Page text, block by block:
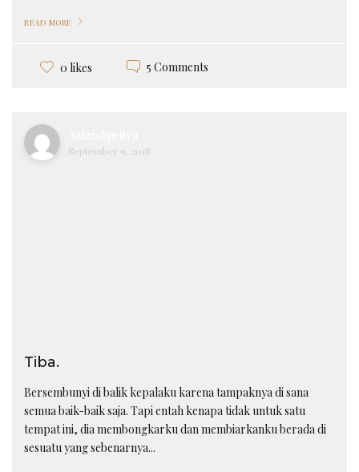
READ MORE
0 likes 5 Comments
September 9, 2018
Tiba.
Bersembunyi di balik kepalaku karena tampaknya di sana
semua baik-baik saja. Tapi entah kenapa tidak untuk satu
tempat ini, dia membongkarku dan membiarkanku berada di
sesuatu yang sebenarnya...